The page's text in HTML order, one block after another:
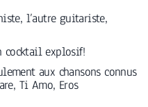
l’autre guitariste,
cocktail explosif!
aux chansons connus
Ti Amo, Eros